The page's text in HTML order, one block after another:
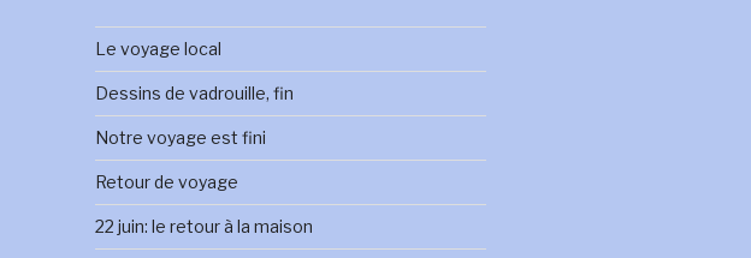
Le voyage local
Dessins de vadrouille, fin
Notre voyage est fini
Retour de voyage
22 juin: le retour à la maison